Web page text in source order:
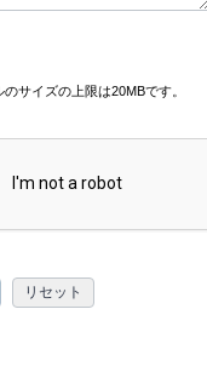
のサイズの上限は20MBです。